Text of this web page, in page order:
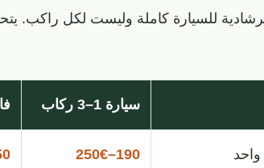
للسيارة كاملة وليست لكل راكب.
سيارة 1–3 ركاب فان
واحد 190–250€